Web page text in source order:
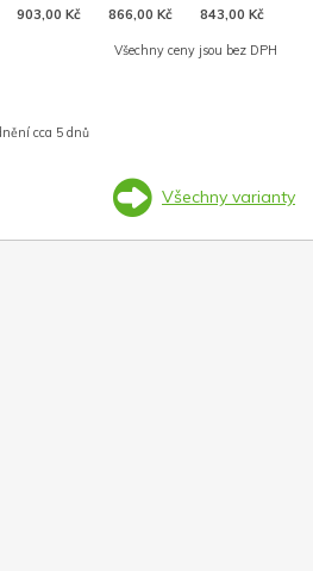
903,00 Kč 866,00 Kč 843,00 Kč
Všechny ceny jsou bez DPH
cca 5 dnů
Všechny varianty